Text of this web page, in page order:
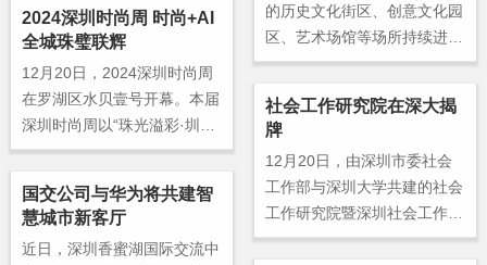
的历史文化街区、创意文化园
区、艺术场馆等场所持续进
行，热度持续攀升。本届“创
工作坊、艺术装置、表演、数
字互动等活动，在持续创新中
提升质量，激发市民参与创意
热情，让市民充分享受这场文
化盛宴。
2024深圳时尚周 时尚+AI
全城珠璧联辉
12月20日，2024深圳时尚周
在罗湖区水贝壹号开幕。本届
深圳时尚周以“珠光溢彩·圳闪
耀”为主题，将珠宝、服装、A
产业向规模化、高端化、智能
化和品牌化方向发展。
社会工作研究院在深大揭
牌
12月20日，由深圳市委社会
工作部与深圳大学共建的社会
工作研究院暨深圳社会工作创
新研究基地在深圳大学揭牌成
国交公司与华为将共建智
慧城市新客厅
近日，深圳香蜜湖国际交流中